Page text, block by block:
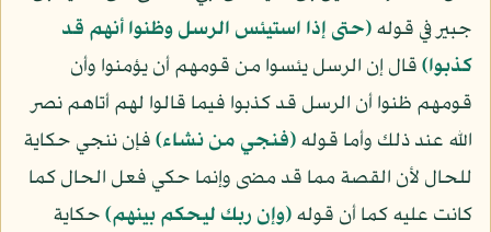
جبير في قوله﴿حتى إذا استيئس الرسل وظنوا أنهم قد
كذبوا﴾قال إن الرسل يئسوا من قومهم أن يؤمنوا وأن
قومهم ظنوا أن الرسل قد كذبوا فيما قالوا لهم أتاهم نصر
الله عند ذلك وأما قوله﴿فنجي من نشاء﴾فإن ننجي حكاية
للحال لأن القصة مما قد مضى وإنما حكي فعل الحال كما
كانت عليه كما أن قوله﴿وإن ربك ليحكم بينهم﴾حكاية